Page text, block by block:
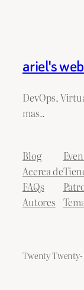
ariel's
DevOps,
mas..
Blog
Acerca de
FAQs
Autores
Twenty Twenty-